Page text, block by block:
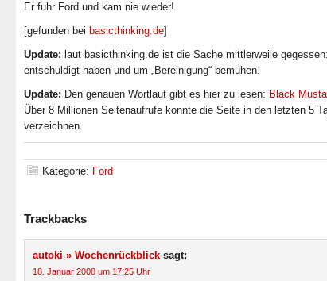
Er fuhr Ford und kam nie wieder!
[gefunden bei basicthinking.de]
Update: laut basicthinking.de ist die Sache mittlerweile
entschuldigt haben und um „Bereinigung“ bemühen.
Update: Den genauen Wortlaut gibt es hier zu lesen: Black
Über 8 Millionen Seitenaufrufe konnte die Seite in den letzten 5
verzeichnen.
Kategorie: Ford
Trackbacks
autoki » Wochenrückblick sagt:
18. Januar 2008 um 17:25 Uhr